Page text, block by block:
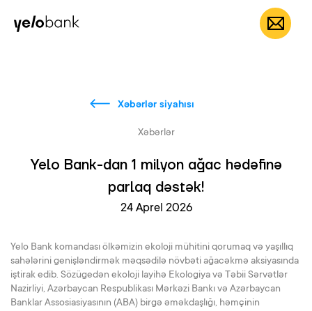
Fərdi Biznes AZ
Xəbərlər siyahısı
Xəbərlər
Yelo Bank-dan 1 milyon ağac hədəfinə
parlaq dəstək!
24 Aprel 2026
Yelo Bank komandası ölkəmizin ekoloji mühitini qorumaq və yaşıllıq
sahələrini genişləndirmək məqsədilə növbəti ağacəkmə aksiyasında
iştirak edib. Sözügedən ekoloji layihə Ekologiya və Təbii Sərvətlər
Nazirliyi, Azərbaycan Respublikası Mərkəzi Bankı və Azərbaycan
Banklar Assosiasiyasının (ABA) birgə əməkdaşlığı, həmçinin